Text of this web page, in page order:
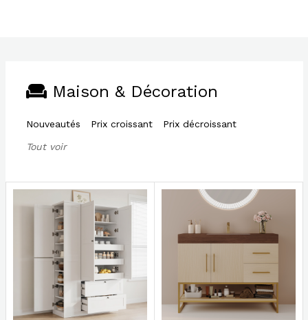
Maison & Décoration
Nouveautés Prix croissant Prix décroissant
Tout voir